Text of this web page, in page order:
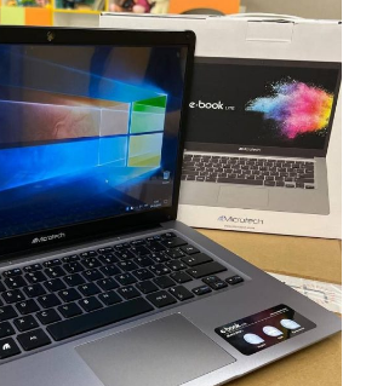
важную информацию о событиях
города Запорожья и области.